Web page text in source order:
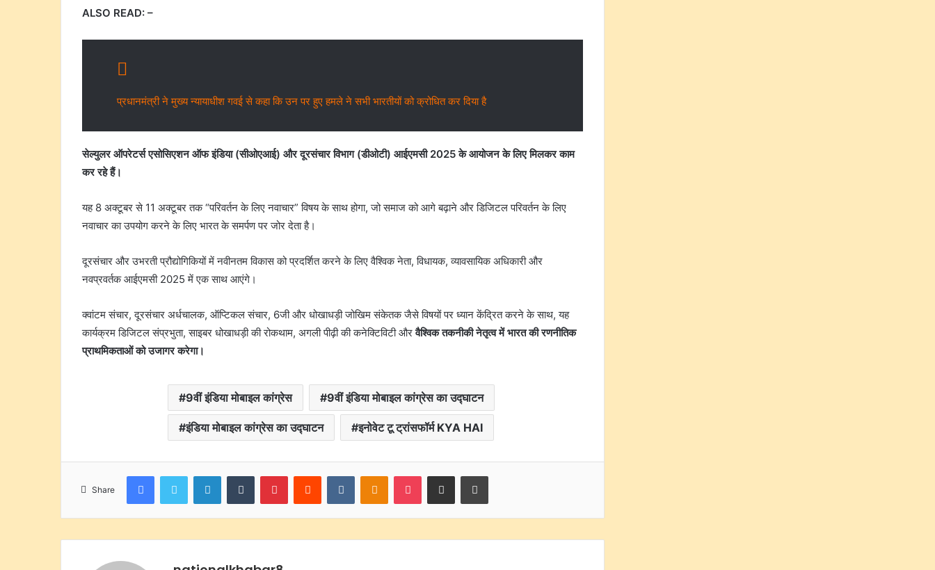
ALSO READ: –
प्रधानमंत्री ने मुख्य न्यायाधीश गवई से कहा कि उन पर हुए हमले ने सभी भारतीयों को क्रोधित कर दिया है
सेल्युलर ऑपरेटर्स एसोसिएशन ऑफ इंडिया (सीओएआई) और दूरसंचार विभाग (डीओटी) आईएमसी 2025 के आयोजन के लिए मिलकर काम
कर रहे हैं।
यह 8 अक्टूबर से 11 अक्टूबर तक “परिवर्तन के लिए नवाचार” विषय के साथ होगा, जो समाज को आगे बढ़ाने और डिजिटल परिवर्तन के लिए
नवाचार का उपयोग करने के लिए भारत के समर्पण पर जोर देता है।
दूरसंचार और उभरती प्रौद्योगिकियों में नवीनतम विकास को प्रदर्शित करने के लिए वैश्विक नेता, विधायक, व्यावसायिक अधिकारी और
नवप्रवर्तक आईएमसी 2025 में एक साथ आएंगे।
क्वांटम संचार, दूरसंचार अर्धचालक, ऑप्टिकल संचार, 6जी और धोखाधड़ी जोखिम संकेतक जैसे विषयों पर ध्यान केंद्रित करने के साथ, यह
कार्यक्रम डिजिटल संप्रभुता, साइबर धोखाधड़ी की रोकथाम, अगली पीढ़ी की कनेक्टिविटी औरवैश्विक तकनीकी नेतृत्व में भारत की रणनीतिक
प्राथमिकताओं को उजागर करेगा।
9वीं इंडिया मोबाइल कांग्रेस 9वीं इंडिया मोबाइल कांग्रेस का उद्घाटन
इंडिया मोबाइल कांग्रेस का उद्घाटन इनोवेट टू ट्रांसफॉर्म KYA HAI
Share
FacebookTwitter LinkedInTumblr PinterestReddit VKontakteOdnoklassniki
Pocket Share via Email Print